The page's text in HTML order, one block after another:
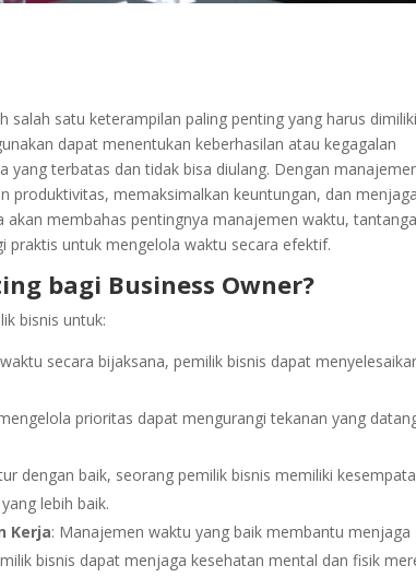
satu keterampilan paling penting yang harus
dapat menentukan keberhasilan atau kegagalan
yang terbatas dan tidak bisa diulang. Dengan
produktivitas, memaksimalkan keuntungan, dan
membahas pentingnya manajemen waktu,
praktis untuk mengelola waktu secara efektif.
bagi Business Owner?
bisnis untuk:
secara bijaksana, pemilik bisnis dapat
prioritas dapat mengurangi tekanan yang
dengan baik, seorang pemilik bisnis memiliki
lebih baik.
Kerja: Manajemen waktu yang baik membantu menjaga
bisnis dapat menjaga kesehatan mental dan fisik